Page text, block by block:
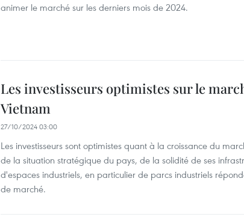
animer le marché sur les derniers mois de 2024.
Les investisseurs optimistes sur le
Vietnam
27/10/2024 03:00
Les investisseurs sont optimistes quant à la croissance du
de la situation stratégique du pays, de la solidité de ses
d'espaces industriels, en particulier de parcs industriels
de marché.